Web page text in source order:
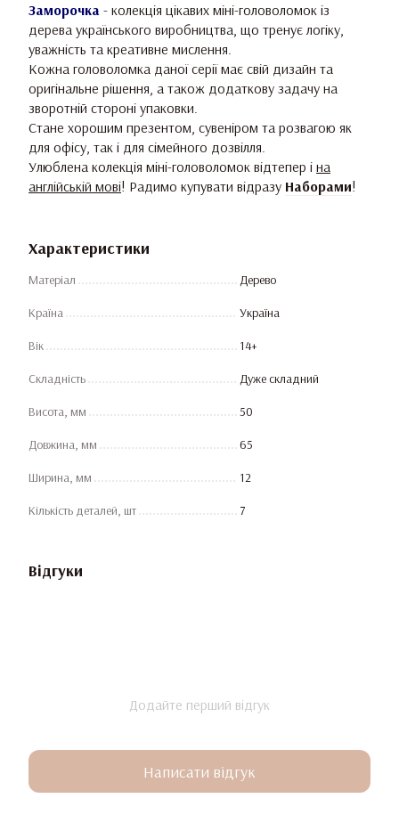
Заморочка - колекція цікавих міні-головоломок із
дерева українського виробництва, що тренує логіку,
уважність та креативне мислення.
Кожна головоломка даної серії має свій дизайн та
оригінальне рішення, а також додаткову задачу на
зворотній стороні упаковки.
Стане хорошим презентом, сувеніром та розвагою як
для офісу, так і для сімейного дозвілля.
Улюблена колекція міні-головоломок відтепер і на
англійській мові! Радимо купувати відразу Наборами!
Характеристики
Матеріал Дерево
Країна Україна
Вік 14+
Складність Дуже складний
Висота, мм 50
Довжина, мм 65
Ширина, мм 12
Кількість деталей, шт 7
Відгуки
Додайте перший відгук
Написати відгук